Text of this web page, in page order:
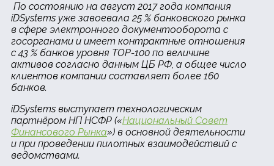
По состоянию на август 2017 года компания
iDSystems уже завоевала 25 % банковского рынка
в сфере электронного документооборота с
госорганами и имеет контрактные отношения
с 43 % банков уровня TOP-100 по величине
активов согласно данным ЦБ РФ, а общее число
клиентов компании составляет более 160
банков.
iDSystems выступает технологическим
партнёром НП НСФР («Национальный Совет
Финансового Рынка») в основной деятельности
и при проведении пилотных взаимодействий с
ведомствами.